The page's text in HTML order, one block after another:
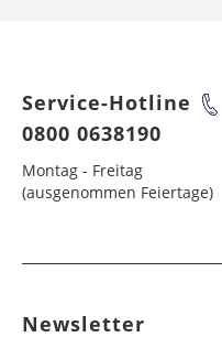
Service-Hotline
0800 0638190
Montag - Freitag
(ausgenommen Feiertage)
Newsletter